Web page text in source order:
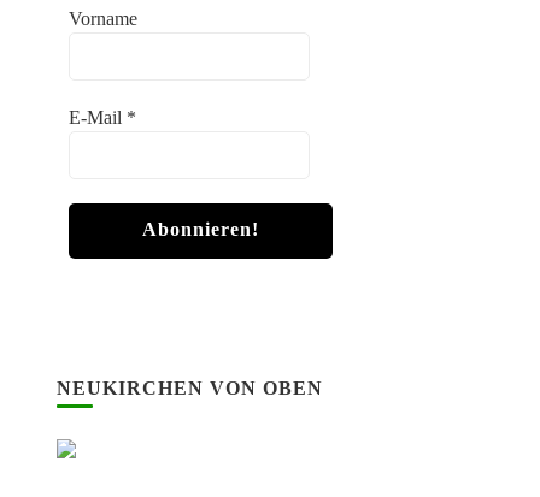
Vorname
E-Mail *
NEUKIRCHEN VON OBEN